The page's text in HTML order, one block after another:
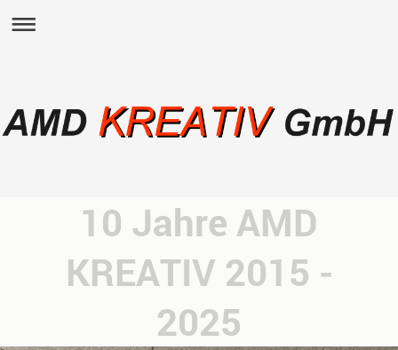
10 Jahre AMD
KREATIV 2015 -
2025